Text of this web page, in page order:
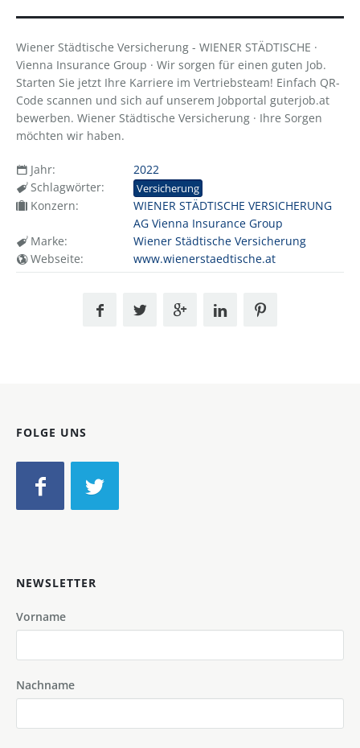
Wiener Städtische Versicherung - WIENER STÄDTISCHE ·
Vienna Insurance Group · Wir sorgen für einen guten Job.
Starten Sie jetzt Ihre Karriere im Vertriebsteam! Einfach QR-
Code scannen und sich auf unserem Jobportal guterjob.at
bewerben. Wiener Städtische Versicherung · Ihre Sorgen
möchten wir haben.
Jahr:
2022
Schlagwörter:
Versicherung
Konzern:
WIENER STÄDTISCHE VERSICHERUNG
AG Vienna Insurance Group
Marke:
Wiener Städtische Versicherung
Webseite:
www.wienerstaedtische.at
FOLGE UNS
NEWSLETTER
Vorname
Nachname